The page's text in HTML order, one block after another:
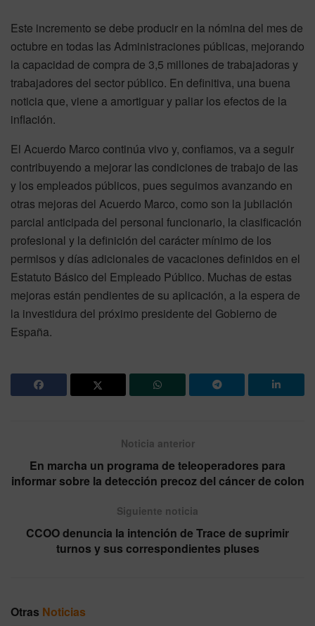
Este incremento se debe producir en la nómina del mes de
octubre en todas las Administraciones públicas, mejorando
la capacidad de compra de 3,5 millones de trabajadoras y
trabajadores del sector público. En definitiva, una buena
noticia que, viene a amortiguar y paliar los efectos de la
inflación.
El Acuerdo Marco continúa vivo y, confiamos, va a seguir
contribuyendo a mejorar las condiciones de trabajo de las
y los empleados públicos, pues seguimos avanzando en
otras mejoras del Acuerdo Marco, como son la jubilación
parcial anticipada del personal funcionario, la clasificación
profesional y la definición del carácter mínimo de los
permisos y días adicionales de vacaciones definidos en el
Estatuto Básico del Empleado Público. Muchas de estas
mejoras están pendientes de su aplicación, a la espera de
la investidura del próximo presidente del Gobierno de
España.
Noticia anterior
En marcha un programa de teleoperadores para
informar sobre la detección precoz del cáncer de colon
Siguiente noticia
CCOO denuncia la intención de Trace de suprimir
turnos y sus correspondientes pluses
Otras Noticias